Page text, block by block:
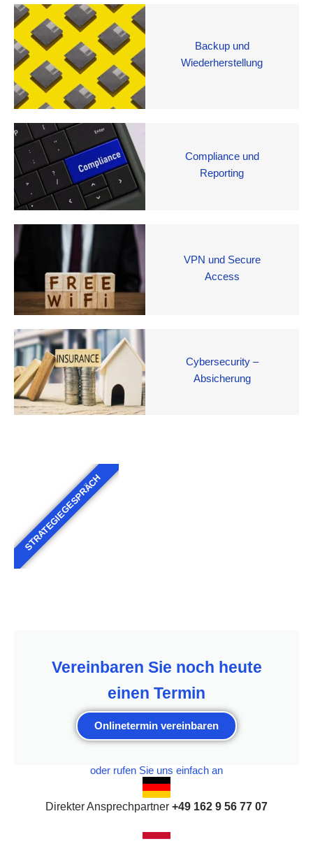
Backup und
Wiederherstellung
Compliance und
Reporting
VPN und Secure
Access
Cybersecurity –
Absicherung
Vereinbaren Sie noch heute
einen Termin
Onlinetermin vereinbaren
STRATEGIEGESPRÄCH
oder rufen Sie uns einfach an
Direkter Ansprechpartner +49 162 9 56 77 07